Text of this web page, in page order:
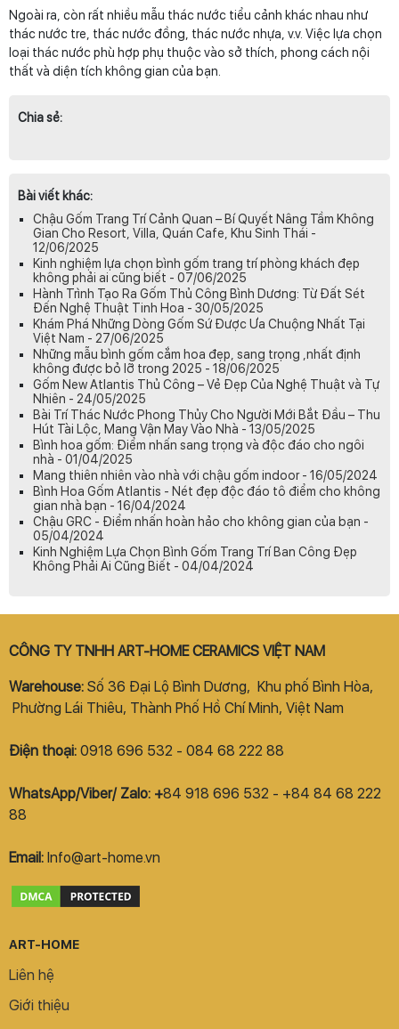
Ngoài ra, còn rất nhiều mẫu thác nước tiểu cảnh khác nhau như
thác nước tre, thác nước đồng, thác nước nhựa, v.v. Việc lựa chọn
loại thác nước phù hợp phụ thuộc vào sở thích, phong cách nội
thất và diện tích không gian của bạn.
Chia sẻ:
Bài viết khác:
Chậu Gốm Trang Trí Cảnh Quan – Bí Quyết Nâng Tầm Không
Gian Cho Resort, Villa, Quán Cafe, Khu Sinh Thái -
12/06/2025
Kinh nghiệm lựa chọn bình gốm trang trí phòng khách đẹp
không phải ai cũng biết - 07/06/2025
Hành Trình Tạo Ra Gốm Thủ Công Bình Dương: Từ Đất Sét
Đến Nghệ Thuật Tinh Hoa - 30/05/2025
Khám Phá Những Dòng Gốm Sứ Được Ưa Chuộng Nhất Tại
Việt Nam - 27/06/2025
Những mẫu bình gốm cắm hoa đẹp, sang trọng ,nhất định
không được bỏ lỡ trong 2025 - 18/06/2025
Gốm New Atlantis Thủ Công – Vẻ Đẹp Của Nghệ Thuật và Tự
Nhiên - 24/05/2025
Bài Trí Thác Nước Phong Thủy Cho Người Mới Bắt Đầu – Thu
Hút Tài Lộc, Mang Vận May Vào Nhà - 13/05/2025
Bình hoa gốm: Điểm nhấn sang trọng và độc đáo cho ngôi
nhà - 01/04/2025
Mang thiên nhiên vào nhà với chậu gốm indoor - 16/05/2024
Bình Hoa Gốm Atlantis - Nét đẹp độc đáo tô điểm cho không
gian nhà bạn - 16/04/2024
Chậu GRC - Điểm nhấn hoàn hảo cho không gian của bạn -
05/04/2024
Kinh Nghiệm Lựa Chọn Bình Gốm Trang Trí Ban Công Đẹp
Không Phải Ai Cũng Biết - 04/04/2024
CÔNG TY TNHH ART-HOME CERAMICS VIỆT NAM
Warehouse: Số 36 Đại Lộ Bình Dương, Khu phố Bình Hòa,
Phường Lái Thiêu, Thành Phố Hồ Chí Minh, Việt Nam
Điện thoại: 0918 696 532 - 084 68 222 88
WhatsApp/Viber/ Zalo: +84 918 696 532 - +84 84 68 222
88
Email: Info@art-home.vn
ART-HOME
Liên hệ
Giới thiệu